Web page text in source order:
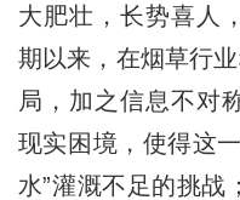
大肥壮，长势喜人
期以来，在烟草行
局，加之信息不对
现实困境，使得这
水”灌溉不足的挑战